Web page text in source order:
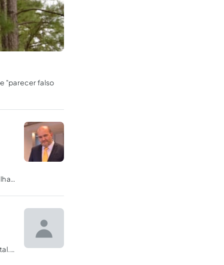
"parecer falso